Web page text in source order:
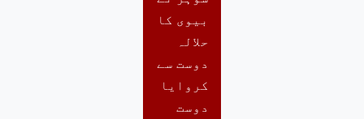
بیوی کا
حلالہ
دوست سے
کروایا
دوست